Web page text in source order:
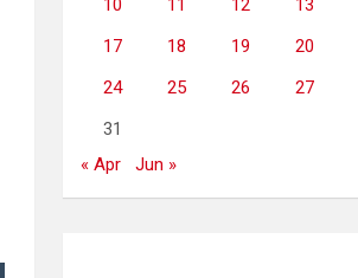
10
11 12 13
17
18 19 20
24
25 26 27
31
« Apr
Jun »